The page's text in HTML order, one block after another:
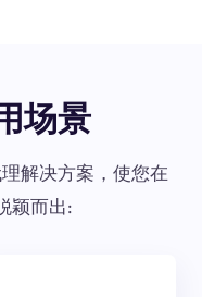
场景
解决方案，使您在
颖而出: